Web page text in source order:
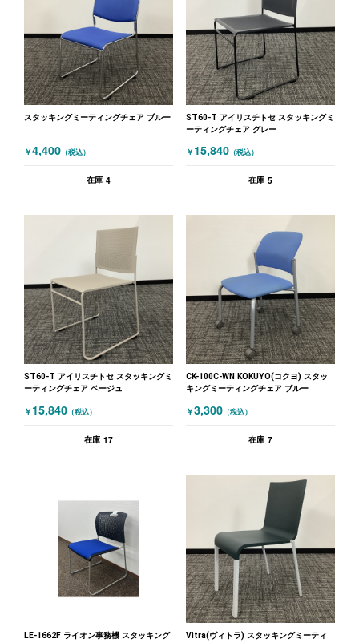
スタッキングミーティングチェア ブルー
￥4,400 （税込）
在庫 4
ST60-T アイリスチトセ スタッキングミ
ーティングチェア グレー
￥ 15,840 （税込）
在庫 5
ST60-T アイリスチトセ スタッキングミ
ーティングチェア ベージュ
￥ 15,840 （税込）
在庫 17
CK-100C-WN KOKUYO(コクヨ) スタッ
キングミーティングチェア ブルー
￥3,300 （税込）
在庫 7
LE-1662F ライオン事務機 スタッキング
Vitra(ヴィトラ) スタッキングミーティ